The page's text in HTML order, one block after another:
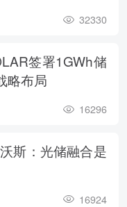
32330
签署1GWh储
略布局
16296
斯：光储融合是
16924